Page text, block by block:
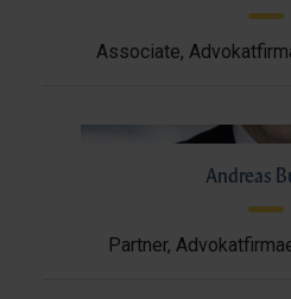
Associate,
Andreas
Partner,